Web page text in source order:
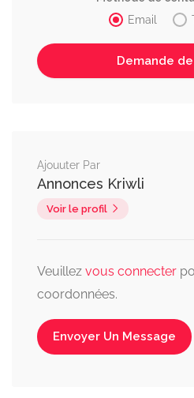
Email
Ajouuter Par
Annonces Kriwli
Voir le profil
Veuillez vous connecter
coordonnées.
Envoyer Un Message